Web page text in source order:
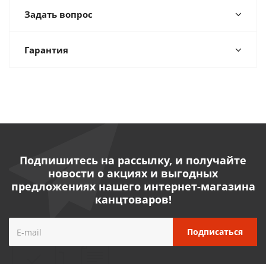
Задать вопрос
Гарантия
Подпишитесь на рассылку, и получайте
новости о акциях и выгодных
предложениях нашего интернет-магазина
канцтоваров!